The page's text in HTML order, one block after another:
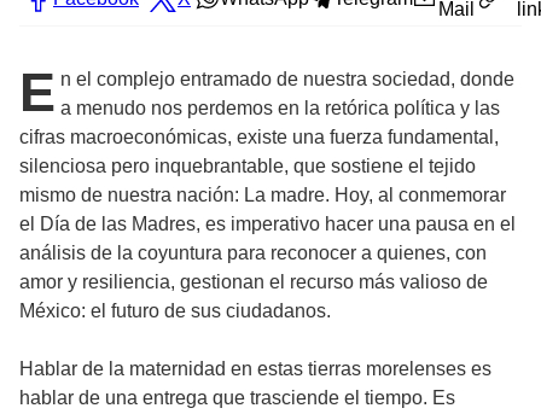
Mail
E n el complejo entramado de nuestra sociedad, donde
a menudo nos perdemos en la retórica política y las
cifras macroeconómicas, existe una fuerza fundamental,
silenciosa pero inquebrantable, que sostiene el tejido
mismo de nuestra nación: La madre. Hoy, al conmemorar
el Día de las Madres, es imperativo hacer una pausa en el
análisis de la coyuntura para reconocer a quienes, con
amor y resiliencia, gestionan el recurso más valioso de
México: el futuro de sus ciudadanos.
Hablar de la maternidad en estas tierras morelenses es
hablar de una entrega que trasciende el tiempo. Es